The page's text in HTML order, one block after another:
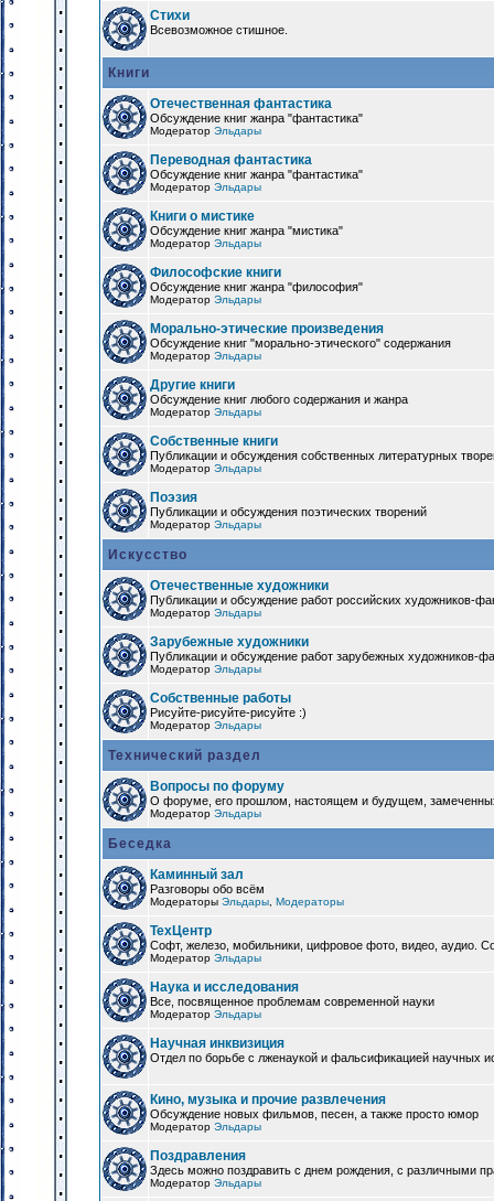
Стихи
Всевозможное стишное.
Книги
Отечественная фантастика
Обсуждение книг жанра "фантастика"
Модератор Эльдары
Переводная фантастика
Обсуждение книг жанра "фантастика"
Модератор Эльдары
Книги о мистике
Обсуждение книг жанра "мистика"
Модератор Эльдары
Философские книги
Обсуждение книг жанра "философия"
Модератор Эльдары
Морально-этические произведения
Обсуждение книг "морально-этического" содержания
Модератор Эльдары
Другие книги
Обсуждение книг любого содержания и жанра
Модератор Эльдары
Собственные книги
Публикации и обсуждения собственных литературных
Модератор Эльдары
Поэзия
Публикации и обсуждения поэтических творений
Модератор Эльдары
Искусство
Отечественные художники
Публикации и обсуждение работ российских художников-
Модератор Эльдары
Зарубежные художники
Публикации и обсуждение работ зарубежных художников-
Модератор Эльдары
Собственные работы
Рисуйте-рисуйте-рисуйте :)
Модератор Эльдары
Технический раздел
Вопросы по форуму
О форуме, его прошлом, настоящем и будущем,
Модератор Эльдары
Беседка
Каминный зал
Разговоры обо всём
Модераторы Эльдары Модераторы
ТехЦентр
Софт, железо, мобильники, цифровое фото, видео, аудио.
Модератор Эльдары
Наука и исследования
Все, посвященное проблемам современной науки
Модератор Эльдары
Научная инквизиция
Отдел по борьбе с лженаукой и фальсификацией научных
Кино, музыка и прочие развлечения
Обсуждение новых фильмов, песен, а также просто юмор
Модератор Эльдары
Поздравления
Здесь можно поздравить с днем рождения, с различными
Модератор Эльдары